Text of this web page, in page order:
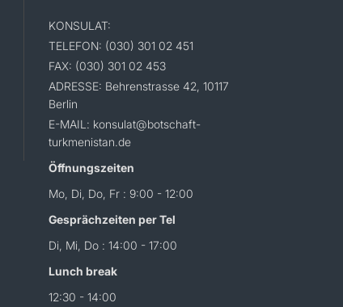
KONSULAT:
TELEFON: (030) 301 02 451
FAX: (030) 301 02 453
ADRESSE: Behrenstrasse 42, 10117
Berlin
E-MAIL: konsulat@botschaft-
turkmenistan.de
Öffnungszeiten
Mo, Di, Do, Fr : 9:00 - 12:00
Gesprächzeiten per Tel
Di, Mi, Do : 14:00 - 17:00
Lunch break
12:30 - 14:00